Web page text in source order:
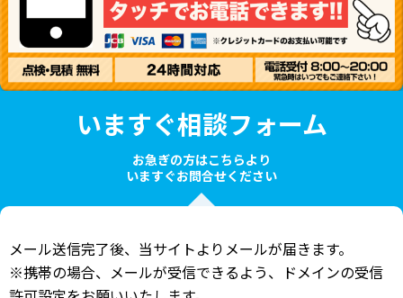
いますぐ相談フォーム
お急ぎの方はこちらより
いますぐお問合せください
メール送信完了後、当サイトよりメールが届きます。
※携帯の場合、メールが受信できるよう、ドメインの受信